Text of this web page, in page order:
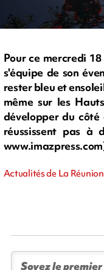
Pour ce mercredi
s'équipe de son
rester bleu et
même sur les
développer du côté
réussissent pas à
Actualités de La